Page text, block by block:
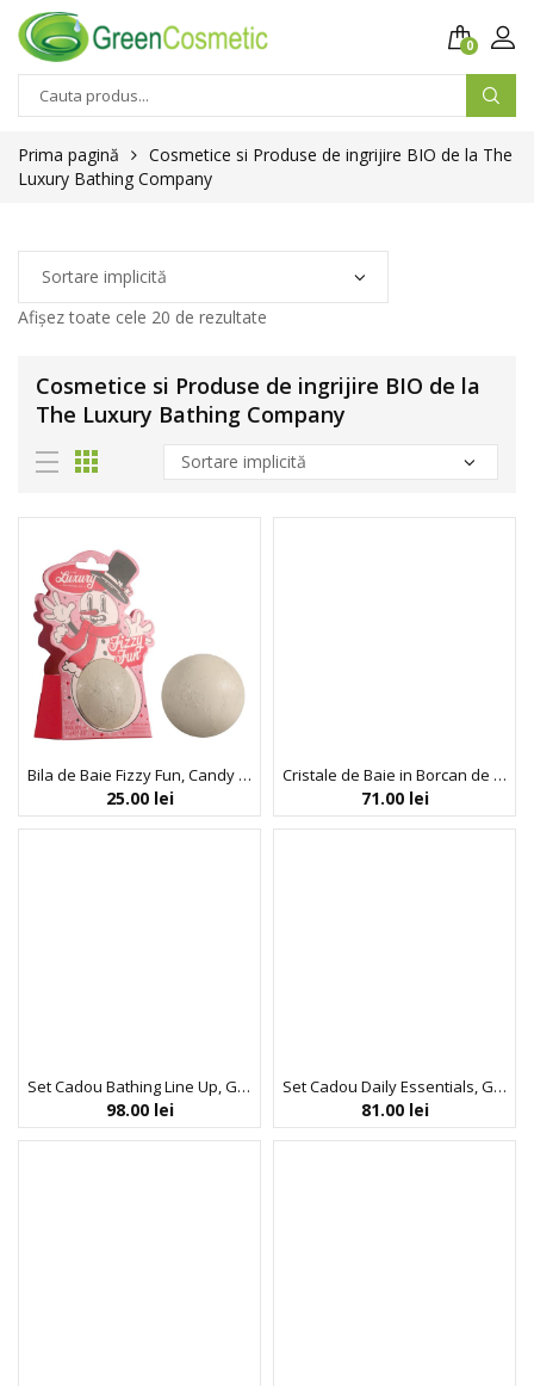
0
Prima pagină
Cosmetice si Produse de ingrijire BIO de la The
Luxury Bathing Company
Afișez toate cele 20 de rezultate
Cosmetice si Produse de ingrijire BIO de la
The Luxury Bathing Company
Bila de Baie Fizzy Fun, Candy Canes, Cocoa & Vanilla Swirl, The Luxury Bathing Company, 150 g
25.00 lei
Cristale de Baie in Borcan de Sticla Reutilizabil Bathtime Bliss, Warm Vanilla, The Luxury Bathing Company, 600 g
71.00 lei
Set Cadou Bathing Line Up, GC Homme Fine Grooming, Gel de Dus, Sampon pentru Par si Barba, Spuma de Baie pentru Relaxarea Muschilor, The Luxury Bathing Company, 4 articole
98.00 lei
Set Cadou Daily Essentials, GC Homme Fine Grooming, Gel de Dus, Sampon pentru Par si Barba, Spuma de Baie pentru Relaxarea Muschilor, The Luxury Bathing Company, 3 articole
81.00 lei